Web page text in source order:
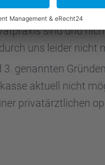
OP ohne
sind und
uns leider nicht
3. genann­ten
aktuell nicht
privat­ärzt­li­chen